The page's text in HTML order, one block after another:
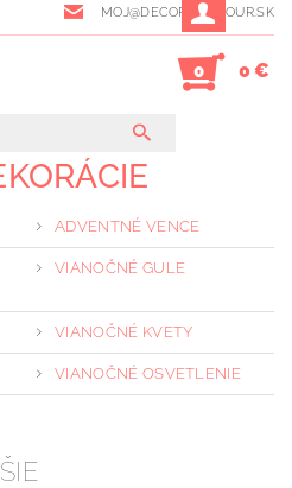
MOJ@DECORGLAMOUR.SK
0 0 €
ADVENTNÉ VENCE
VIANOČNÉ GULE
VIANOČNÉ KVETY
VIANOČNÉ OSVETLENIE